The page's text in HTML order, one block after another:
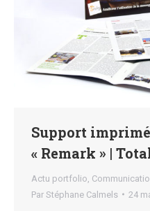
Support
« Remark » |
Actu portfolio
Par Stéphane Calmels 24